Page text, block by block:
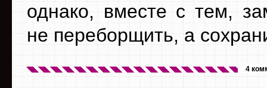
однако, вместе с тем,
не переборщить, а
4